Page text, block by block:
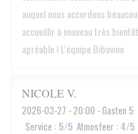
auquel nous accordons
accueillir à nouveau très
agréable ! L’équipe Bibovino
NICOLEV
2026-03-27 - 20:00 - Gasten 5
Service : 5/5 Atmosfeer : 4/5